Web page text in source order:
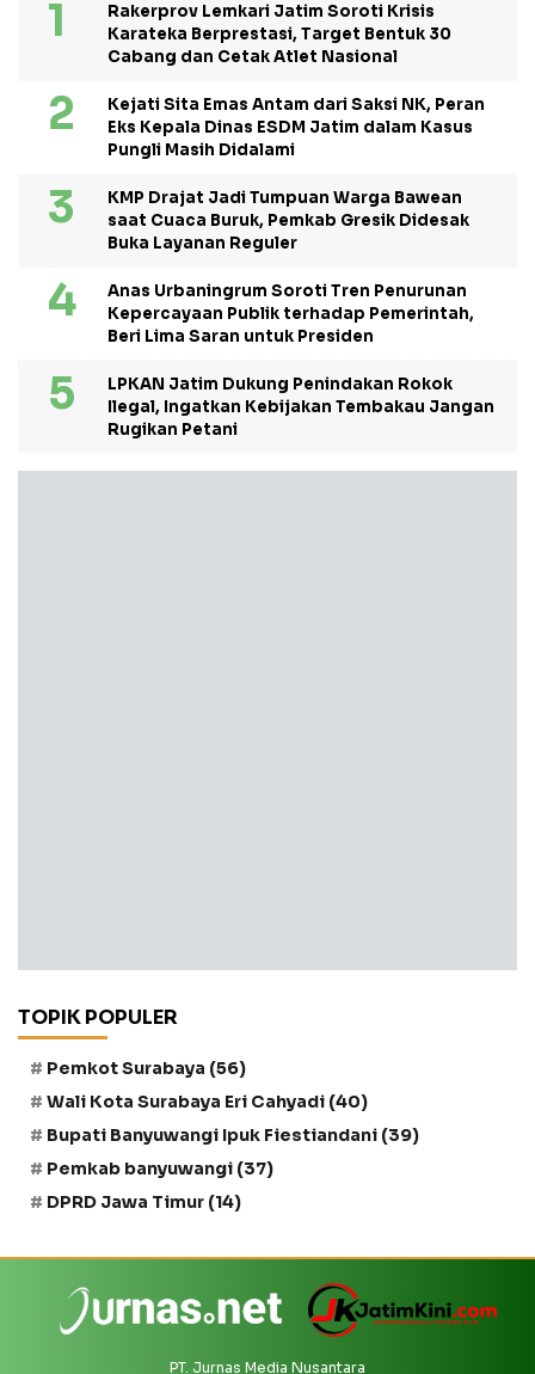
Rakerprov Lemkari Jatim Soroti Krisis
Karateka Berprestasi, Target Bentuk 30
Cabang dan Cetak Atlet Nasional
Kejati Sita Emas Antam dari Saksi NK, Peran
Eks Kepala Dinas ESDM Jatim dalam Kasus
Pungli Masih Didalami
KMP Drajat Jadi Tumpuan Warga Bawean
saat Cuaca Buruk, Pemkab Gresik Didesak
Buka Layanan Reguler
Anas Urbaningrum Soroti Tren Penurunan
Kepercayaan Publik terhadap Pemerintah,
Beri Lima Saran untuk Presiden
LPKAN Jatim Dukung Penindakan Rokok
Ilegal, Ingatkan Kebijakan Tembakau Jangan
Rugikan Petani
TOPIK POPULER
Pemkot Surabaya (56)
Wali Kota Surabaya Eri Cahyadi (40)
Bupati Banyuwangi Ipuk Fiestiandani (39)
Pemkab banyuwangi (37)
DPRD Jawa Timur (14)
PT. Jurnas Media Nusantara